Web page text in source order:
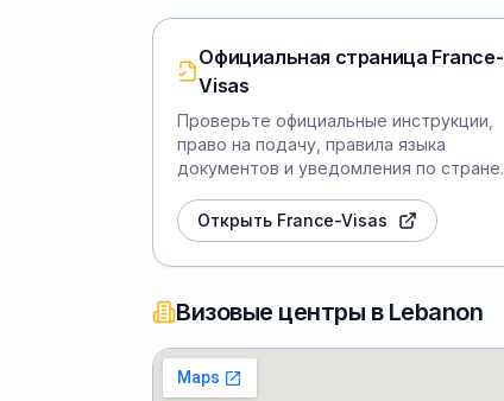
Официальная страница France-
Visas
Проверьте официальные инструкции,
право на подачу, правила языка
документов и уведомления по стране.
Открыть France-Visas
Визовые центры в Lebanon